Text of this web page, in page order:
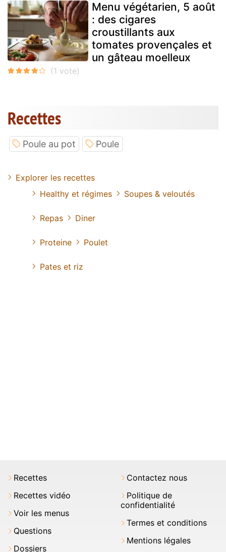
Menu végétarien, 5 août
: des cigares
croustillants aux
tomates provençales et
un gâteau moelleux
Recettes
Poule au pot Poule
Explorer les recettes
Healthy et régimes
Soupes & veloutés
Repas Diner
Proteine Poulet
Pates et riz
Recettes
Recettes vidéo
Voir les menus
Questions
Dossiers
Contactez nous
Politique de
confidentialité
Termes et conditions
Mentions légales